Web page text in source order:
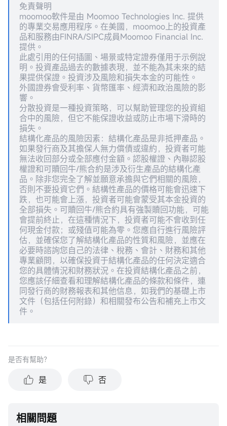
免責聲明
moomoo軟件是由 Moomoo Technologies Inc. 提供
的專業交易應用程序。在美國，moomoo上的投資產
品和服務由FINRA/SIPC成員Moomoo Financial Inc.
提供。
此處引用的任何插圖、場景或特定證券僅用于示例說
明。投資產品過去的數據表現，並不能為其未來的結
果提供保證。投資涉及風險和損失本金的可能性。
外國證券會受利率、貨幣匯率、經濟和政治風險的影
響。
分散投資是一種投資策略，可以幫助管理您的投資組
合中的風險，但它不能保證收益或防止市場下滑時的
損失。
結構化產品的風險因素：結構化產品是非抵押產品。
如果發行商及其擔保人無力償債或違約，投資者可能
無法收回部分或全部應付金額。認股權證、內聯認股
權證和可贖回牛/熊合約是涉及衍生產品的結構化產
品。除非您完全了解並願意承擔與它們相關的風險，
否則不要投資它們。結構性產品的價格可能會迅速下
跌，也可能會上漲，投資者可能會蒙受其本金投資的
全部損失。可贖回牛/熊合約具有強製贖回功能，可能
會提前終止，在這種情況下，投資者可能不會收到任
何現金付款；或殘值可能為零。您應自行進行風險評
估，並確保您了解結構化產品的性質和風險，並應在
必要時諮詢您自己的法律、稅務、會計、財務和其他
專業顧問，以確保投資于結構化產品的任何決定適合
您的具體情況和財務狀況。在投資結構化產品之前，
您應該仔細查看和理解結構化產品的條款和條件，連
同發行商的財務報表和其他信息，如我們的基礎上市
文件（包括任何附錄）和相關發布公告和補充上市文
件。
是否有幫助？
是 否
相關問題